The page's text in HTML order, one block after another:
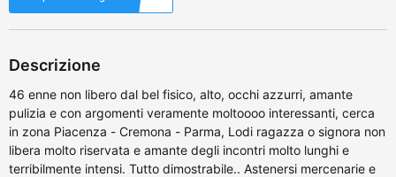
Descrizione
46 enne non libero dal bel fisico, alto, occhi azzurri, amante
pulizia e con argomenti veramente moltoooo interessanti, cerca
in zona Piacenza - Cremona - Parma, Lodi ragazza o signora non
libera molto riservata e amante degli incontri molto lunghi e
terribilmente intensi. Tutto dimostrabile.. Astenersi mercenarie e